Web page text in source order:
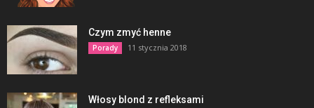
Czym zmyć henne
Porady 11 stycznia 2018
Włosy blond z refleksami